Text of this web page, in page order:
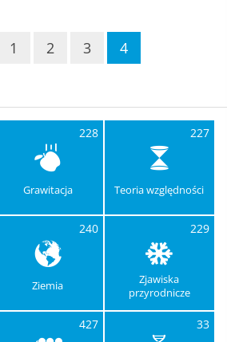
1 2 3 4
228
Grawitacja
227
Teoria względności
240
Ziemia
229
Zjawiska
przyrodnicze
427 33